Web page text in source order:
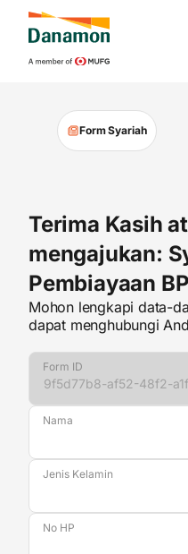
Form Syariah
Terima Kasih
mengajukan:
Pembiayaan
Mohon lengkapi data-
dapat menghubungi
Form ID
Nama
Jenis Kelamin
No HP